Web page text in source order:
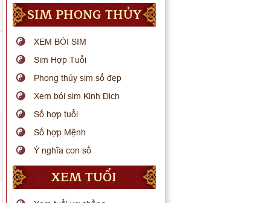
SIM PHONG THỦY
XEM BÓI SIM
Sim Hợp Tuổi
Phong thủy sim số đẹp
Xem bói sim Kinh Dịch
Số hợp tuổi
Số hợp Mệnh
Ý nghĩa con số
XEM TUỔI